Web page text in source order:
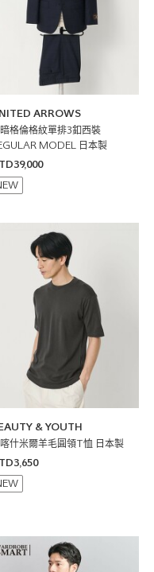
ARROWS
格倫格紋單排3釦西裝
MODEL 日本製
& YOUTH
什米爾羊毛圓領T恤 日本製